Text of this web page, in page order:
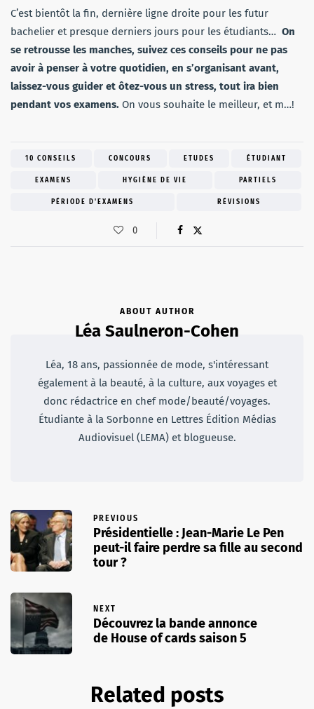
C’est bientôt la fin, dernière ligne droite pour les futur
bachelier et presque derniers jours pour les étudiants… On
se retrousse les manches, suivez ces conseils pour ne pas
avoir à penser à votre quotidien, en s’organisant avant,
laissez-vous guider et ôtez-vous un stress, tout ira bien
pendant vos examens. On vous souhaite le meilleur, et m…!
10 CONSEILS CONCOURS ETUDES ÉTUDIANT
EXAMENS HYGIÈNE DE VIE PARTIELS
PÉRIODE D'EXAMENS RÉVISIONS
0
ABOUT AUTHOR
Léa Saulneron-Cohen
Léa, 18 ans, passionnée de mode, s'intéressant
également à la beauté, à la culture, aux voyages et
donc rédactrice en chef mode/beauté/voyages.
Étudiante à la Sorbonne en Lettres Édition Médias
Audiovisuel (LEMA) et blogueuse.
PREVIOUS
Présidentielle : Jean-Marie Le Pen
peut-il faire perdre sa fille au second
tour ?
NEXT
Découvrez la bande annonce
de House of cards saison 5
Related posts